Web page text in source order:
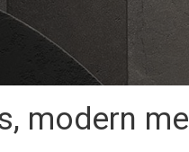
modern